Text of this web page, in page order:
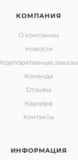
КОМПАНИЯ
О компании
Новости
Корпоративные заказы
Команда
Отзывы
Карьера
Контакты
ИНФОРМАЦИЯ